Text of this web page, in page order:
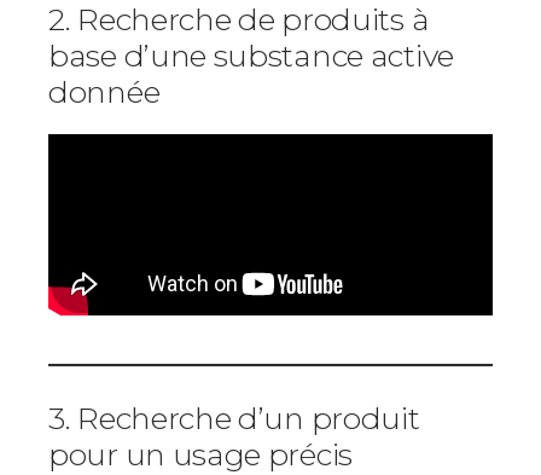
2. Recherche de produits à
base d’une substance active
donnée
3. Recherche d’un produit
pour un usage précis